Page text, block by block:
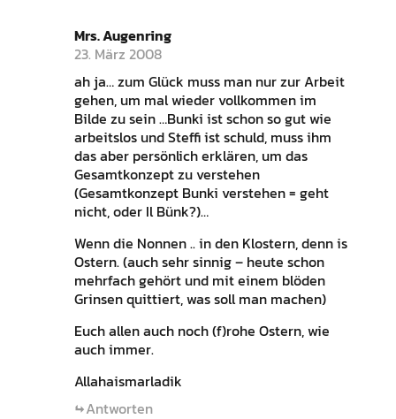
Mrs. Augenring
23. März 2008
ah ja… zum Glück muss man nur zur Arbeit
gehen, um mal wieder vollkommen im
Bilde zu sein …Bunki ist schon so gut wie
arbeitslos und Steffi ist schuld, muss ihm
das aber persönlich erklären, um das
Gesamtkonzept zu verstehen
(Gesamtkonzept Bunki verstehen = geht
nicht, oder Il Bünk?)…
Wenn die Nonnen .. in den Klostern, denn is
Ostern. (auch sehr sinnig – heute schon
mehrfach gehört und mit einem blöden
Grinsen quittiert, was soll man machen)
Euch allen auch noch (f)rohe Ostern, wie
auch immer.
Allahaismarladik
Antworten